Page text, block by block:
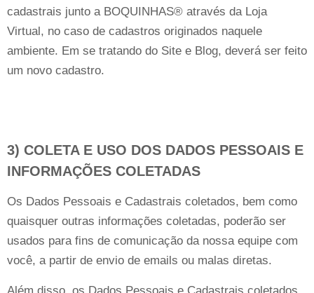
cadastrais junto a BOQUINHAS® através da Loja
Virtual, no caso de cadastros originados naquele
ambiente. Em se tratando do Site e Blog, deverá ser feito
um novo cadastro.
3) COLETA E USO DOS DADOS PESSOAIS E
INFORMAÇÕES COLETADAS
Os Dados Pessoais e Cadastrais coletados, bem como
quaisquer outras informações coletadas, poderão ser
usados para fins de comunicação da nossa equipe com
você, a partir de envio de emails ou malas diretas.